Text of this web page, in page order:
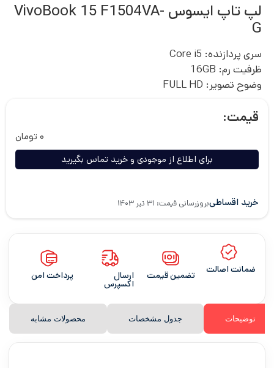
لپ تاپ ایسوس VivoBook 15 F1504VA-
G
سری پردازنده: Core i5
ظرفیت رم: 16GB
وضوح تصویر: FULL HD
قیمت:
۰ تومان
برای اطلاع از موجودی و خرید تماس بگیرید
خرید اقساطیبروزرسانی قیمت: ۳۱ تیر ۱۴۰۳
ضمانت اصالت تضمین قیمت ارسال
اکسپرس
پرداخت امن
توضیحات جدول مشخصات محصولات مشابه